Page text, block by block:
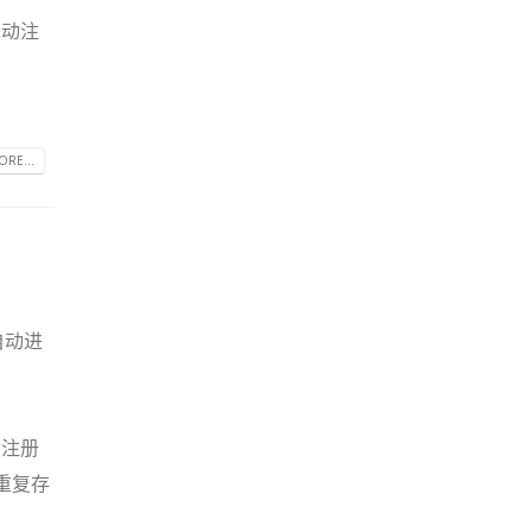
注
进
册
复存